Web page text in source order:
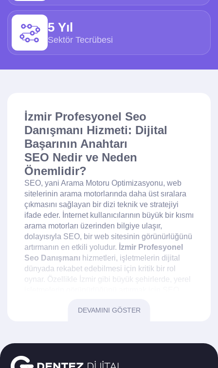
5 Yıl
Sektör Tecrübesi
İzmir Profesyonel Seo
Danışmanı Hizmeti: Dijital
Başarının Anahtarı
SEO Nedir ve Neden
Önemlidir?
SEO, yani Arama Motoru Optimizasyonu, web
sitelerinin arama motorlarında daha üst sıralara
çıkmasını sağlayan bir dizi teknik ve stratejiyi
ifade eder. İnternet kullanıcılarının büyük bir kısmı
arama motorları üzerinden bilgiye ulaşır,
dolayısıyla SEO, bir web sitesinin görünürlüğünü
artırmanın en etkili yoludur. İzmir Profesyonel
Seo Danışmanı hizmetleri, işletmelerin dijital
dünyada rekabet edebilmesi için kritik bir rol
oynar. Özellikle İzmir gibi büyük şehirlerde, yerel
geniş bir ticaret ağına sahiptir. Bu nedenle yerel
DEVAMINI GÖSTER